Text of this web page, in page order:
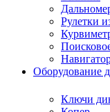
Рулетки
Оборудование
Ключи